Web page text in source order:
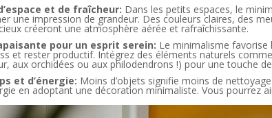
et de fraîcheur: Dans les petits espaces, le
une impression de grandeur. Des couleurs claires, des
créeront une atmosphère aérée et rafraîchissante.
pour un esprit serein: Le minimalisme favorise
et rester productif. Intégrez des éléments naturels
aux orchidées ou aux philodendrons !) pour une touche
et d’énergie: Moins d’objets signifie moins de
en adoptant une décoration minimaliste. Vous pourrez